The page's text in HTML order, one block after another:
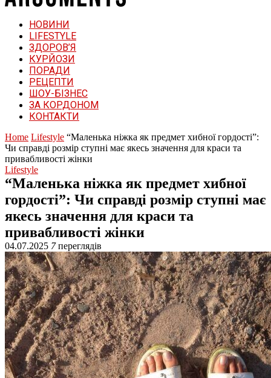
НОВИНИ
LIFESTYLE
ЗДОРОВ’Я
КУРЙОЗИ
ПОРАДИ
РЕЦЕПТИ
ШОУ-БІЗНЕС
ЗА КОРДОНОМ
КОНТАКТИ
Home Lifestyle “Маленька ніжка як предмет хибної гордості”:
Чи справді розмір ступні має якесь значення для краси та
привабливості жінки
Lifestyle
“Маленька ніжка як предмет хибної
гордості”: Чи справді розмір ступні має
якесь значення для краси та
привабливості жінки
04.07.2025 7переглядів